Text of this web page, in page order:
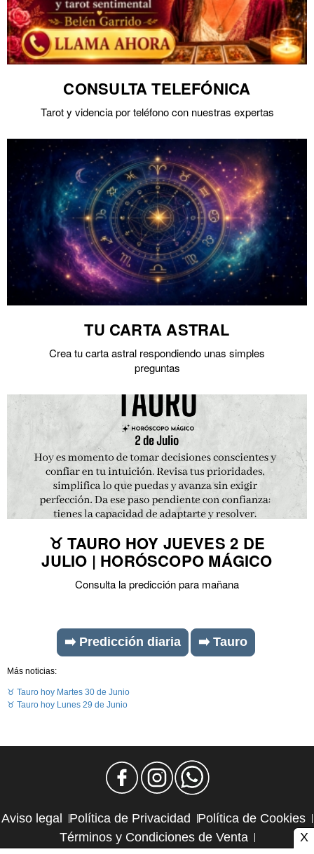
CONSULTA TELEFÓNICA
Tarot y videncia por teléfono con nuestras expertas
TU CARTA ASTRAL
Crea tu carta astral respondiendo unas simples
preguntas
♉ TAURO HOY JUEVES 2 DE
JULIO | HORÓSCOPO MÁGICO
Consulta la predicción para mañana
➡️ Predicción diaria ➡️ Tauro
Más noticias:
♉ Tauro hoy Martes 30 de Junio
♉ Tauro hoy Lunes 29 de Junio
Aviso legal Política de Privacidad
Política de Cookies
Términos y Condiciones de Venta
X